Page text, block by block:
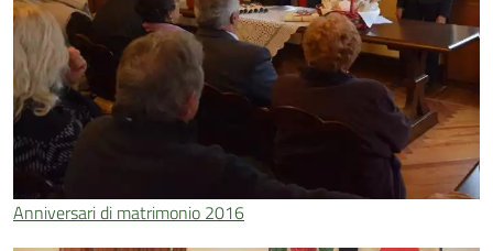
Anniversari di matrimonio 2016